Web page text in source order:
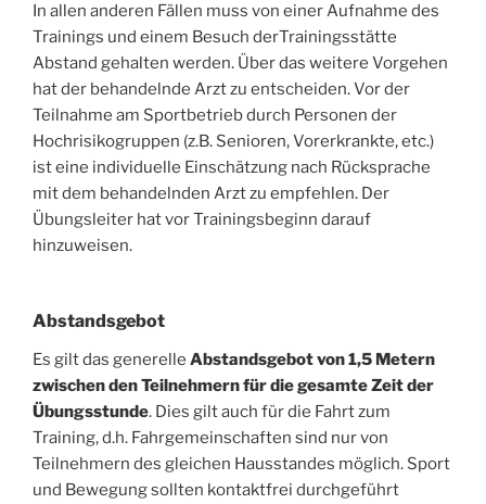
In allen anderen Fällen muss von einer Aufnahme des
Trainings und einem Besuch derTrainingsstätte
Abstand gehalten werden. Über das weitere Vorgehen
hat der behandelnde Arzt zu entscheiden. Vor der
Teilnahme am Sportbetrieb durch Personen der
Hochrisikogruppen (z.B. Senioren, Vorerkrankte, etc.)
ist eine individuelle Einschätzung nach Rücksprache
mit dem behandelnden Arzt zu empfehlen. Der
Übungsleiter hat vor Trainingsbeginn darauf
hinzuweisen.
Abstandsgebot
Es gilt das generelle Abstandsgebot von 1,5 Metern
zwischen den Teilnehmern für die gesamte Zeit der
Übungsstunde. Dies gilt auch für die Fahrt zum
Training, d.h. Fahrgemeinschaften sind nur von
Teilnehmern des gleichen Hausstandes möglich. Sport
und Bewegung sollten kontaktfrei durchgeführt